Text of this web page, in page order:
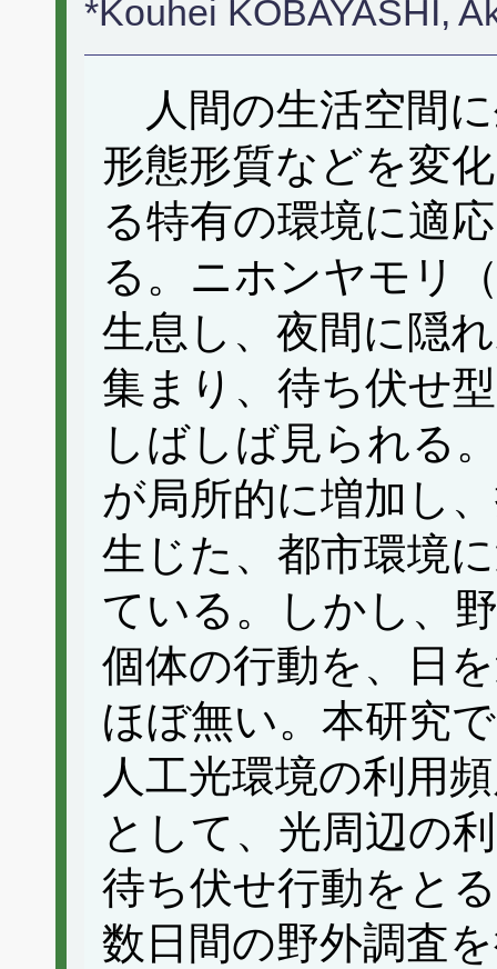
*Kouhei KOBAYASHI,
人間の生活空間
形態形質などを変
る特有の環境に適
る。ニホンヤモリ
生息し、夜間に隠
集まり、待ち伏せ
しばしば見られる
が局所的に増加し
生じた、都市環境
ている。しかし、
個体の行動を、日
ほぼ無い。本研究
人工光環境の利用
として、光周辺の
待ち伏せ行動をと
数日間の野外調査